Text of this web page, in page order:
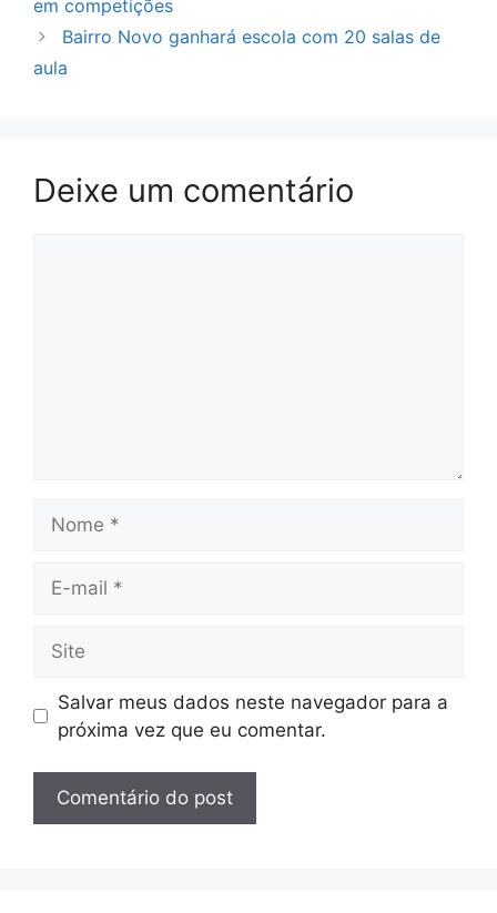
em competições
Bairro Novo ganhará escola com 20 salas de
aula
Deixe um comentário
mail
Salvar meus dados neste navegador para a
próxima vez que eu comentar.